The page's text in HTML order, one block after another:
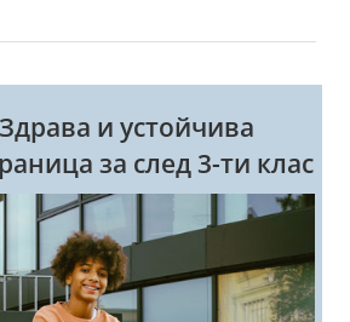
и устойчива
за след 3-ти клас